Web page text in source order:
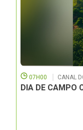
07H00 CANAL
DIA DE CAMPO